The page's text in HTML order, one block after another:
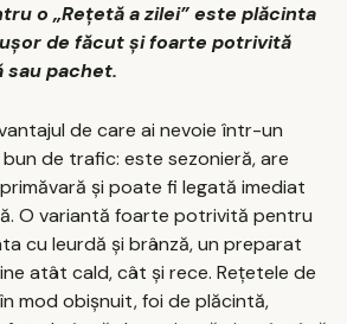
o „Rețetă a zilei” este plăcinta
de făcut și foarte potrivită
sau pachet.
de care ai nevoie într-un
de trafic: este sezonieră, are
și poate fi legată imediat
O variantă foarte potrivită pentru
cu leurdă și brânză, un preparat
atât cald, cât și rece. Rețetele de
mod obișnuit, foi de plăcintă,